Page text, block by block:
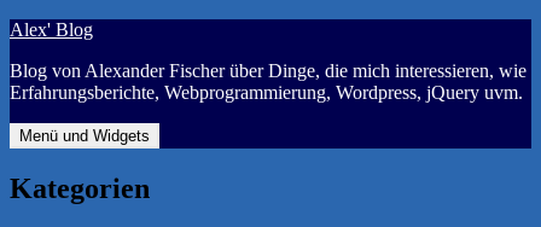
Zum
springen
Alex' Blog
Blog von Alexander Fischer über Dinge, die mich interessieren, wie
Erfahrungsberichte, Webprogrammierung, Wordpress, jQuery uvm.
Menü und Widgets
Kategorien